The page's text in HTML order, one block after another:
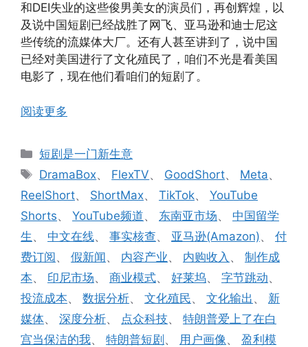
和DEI失业的这些俊男美女的演员们，再创辉煌，以
及说中国短剧已经战胜了网飞、亚马逊和迪士尼这
些传统的流媒体大厂。还有人甚至讲到了，说中国
已经对美国进行了文化殖民了，咱们不光是看美国
电影了，现在他们看咱们的短剧了。
阅读更多
分
类
短剧是一门新生意
标
签
DramaBox、 FlexTV、 GoodShort、 Meta、
ReelShort、 ShortMax、 TikTok、 YouTube
Shorts、 YouTube频道、 东南亚市场、 中国留学
生 、 中文在线、 事实核查、 亚马逊(Amazon)、 付
费订阅、 假新闻、 内容产业、 内购收入 、 制作成
本、 印尼市场、 商业模式、 好莱坞、 字节跳动、
投流成本、 数据分析、 文化殖民、 文化输出 、 新
媒体、 深度分析、 点众科技、 特朗普爱上了在白
宫当保洁的我、 特朗普短剧、 用户画像 、 盈利模